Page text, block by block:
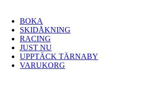
BOKA
SKIDÅKNING
RACING
JUST NU
UPPTÄCK TÄRNABY
VARUKORG